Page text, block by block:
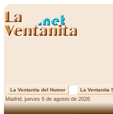
La Ventanita del Humor La Ventanita
Madrid, jueves 6 de agosto de 2026